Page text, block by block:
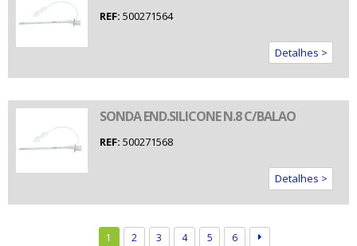
REF: 500271564
Detalhes >
SONDA END.SILICONE N.8 C/BALAO
REF: 500271568
Detalhes >
1 2 3 4 5 6